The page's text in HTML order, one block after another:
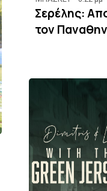
Σερέλης:
τον